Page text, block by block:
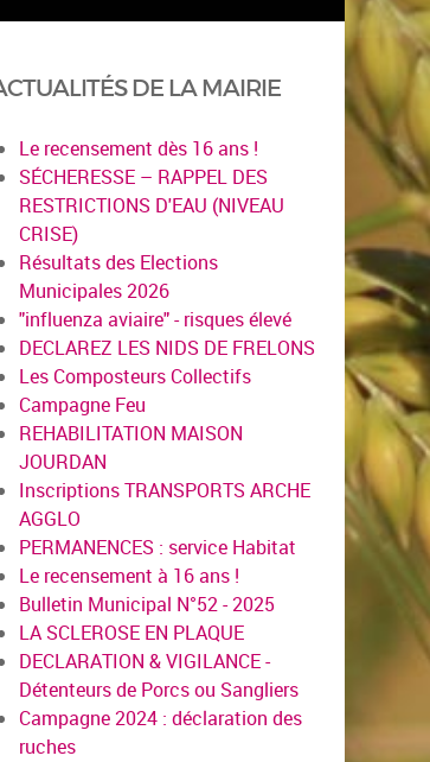
DE LA MAIRIE
Le recensement dès 16 ans !
SÉCHERESSE – RAPPEL DES
RESTRICTIONS D'EAU (NIVEAU
CRISE)
Résultats des Elections
Municipales 2026
"influenza aviaire" - risques élevé
DECLAREZ LES NIDS DE FRELONS
Les Composteurs Collectifs
Campagne Feu
REHABILITATION MAISON
JOURDAN
Inscriptions TRANSPORTS ARCHE
AGGLO
PERMANENCES : service Habitat
Le recensement à 16 ans !
Bulletin Municipal N°52 - 2025
LA SCLEROSE EN PLAQUE
DECLARATION & VIGILANCE -
Détenteurs de Porcs ou Sangliers
Campagne 2024 : déclaration des
ruches